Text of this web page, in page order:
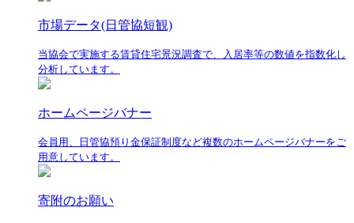
市場データ(日管協短観)
当協会で実施する賃貸住宅景況調査で、入居率等の数値を指数化し
分析しています。
ホームページバナー
会員用、日管協預り金保証制度など複数のホームページバナーをご
用意しています。
寄附のお願い